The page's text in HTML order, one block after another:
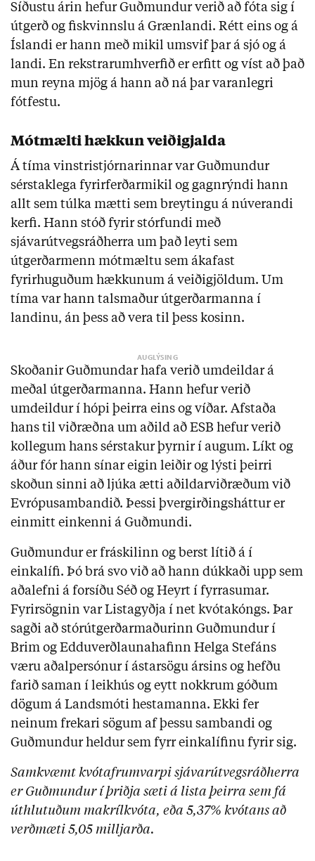
Síðustu árin hefur Guðmundur verið að fóta sig í
útgerð og fiskvinnslu á Grænlandi. Rétt eins og á
Íslandi er hann með mikil umsvif þar á sjó og á
landi. En rekstrarumhverfið er erfitt og víst að það
mun reyna mjög á hann að ná þar varanlegri
fótfestu.
Mótmælti hækkun veiðigjalda
Á tíma vinstristjórnarinnar var Guðmundur
sérstaklega fyrirferðarmikil og gagnrýndi hann
allt sem túlka mætti sem breytingu á núverandi
kerfi. Hann stóð fyrir stórfundi með
sjávarútvegsráðherra um það leyti sem
útgerðarmenn mótmæltu sem ákafast
fyrirhuguðum hækkunum á veiðigjöldum. Um
tíma var hann talsmaður útgerðarmanna í
landinu, án þess að vera til þess kosinn.
Skoðanir Guðmundar hafa verið umdeildar á
meðal útgerðarmanna. Hann hefur verið
umdeildur í hópi þeirra eins og víðar. Afstaða
hans til viðræðna um aðild að ESB hefur verið
kollegum hans sérstakur þyrnir í augum. Líkt og
áður fór hann sínar eigin leiðir og lýsti þeirri
skoðun sinni að ljúka ætti aðildarviðræðum við
Evrópusambandið. Þessi þvergirðingsháttur er
einmitt einkenni á Guðmundi.
Guðmundur er fráskilinn og berst lítið á í
einkalífi. Þó brá svo við að hann dúkkaði upp sem
aðalefni á forsíðu Séð og Heyrt í fyrrasumar.
Fyrirsögnin var Listagyðja í net kvótakóngs. Þar
sagði að stórútgerðarmaðurinn Guðmundur í
Brim og Edduverðlaunahafinn Helga Stefáns
væru aðalpersónur í ástarsögu ársins og hefðu
farið saman í leikhús og eytt nokkrum góðum
dögum á Landsmóti hestamanna. Ekki fer
neinum frekari sögum af þessu sambandi og
Guðmundur heldur sem fyrr einkalífinu fyrir sig.
Samkvæmt kvótafrumvarpi sjávarútvegsráðherra
er Guðmundur í þriðja sæti á lista þeirra sem fá
úthlutuðum makríl­kvóta, eða 5,37% kvótans að
verðmæti 5,05 milljarða.